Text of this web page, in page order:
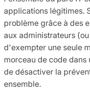
applications légitimes.
problème grâce à des
aux administrateurs
d'exempter une seule
morceau de code
de désactiver la
ensemble.